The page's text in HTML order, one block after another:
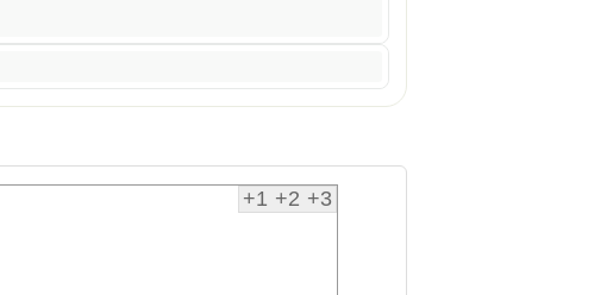
+1 +2 +3